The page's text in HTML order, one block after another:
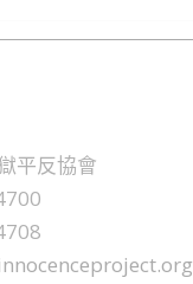
平反協會